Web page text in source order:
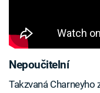
Nepoučitelní
Takzvaná